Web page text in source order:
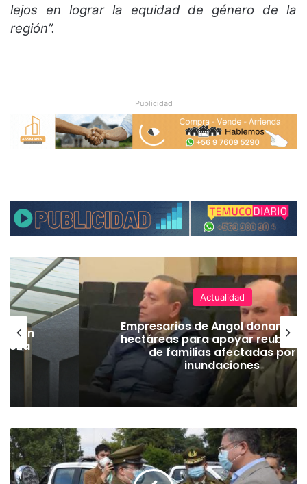
lejos en lograr la equidad de género de la
región”.
Publicidad
Actualidad
Empresarios de Angol donan
hectáreas para apoyar
de familias afectadas por
inundaciones
D
o
s
n